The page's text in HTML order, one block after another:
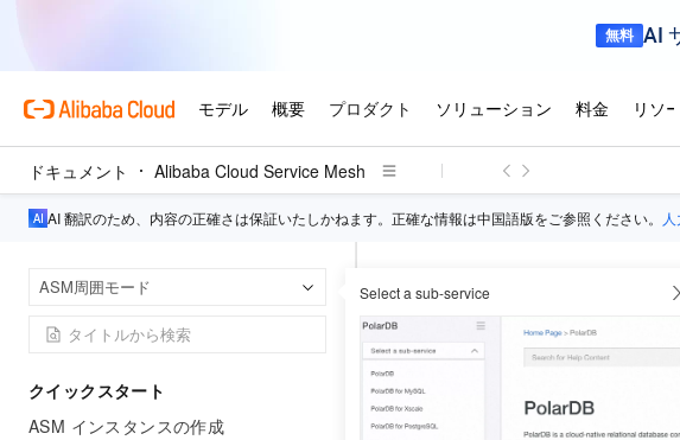
ドキュメント Alibaba Cloud Service Mesh
AI 翻訳のため、内容の正確さは保証いたしかねます。正確な情報は中国語版をご参照ください。
ASM周囲モード Select a sub-service
クイックスタート
ASM インスタンスの作成
ASM を活用し、大手越境 EC 企業がユー
ASM を活用し、大
を実装